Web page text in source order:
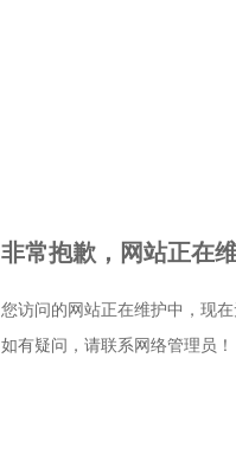
非常抱歉，网站正在
您访问的网站正在维护中，现
如有疑问，请联系网络管理员！